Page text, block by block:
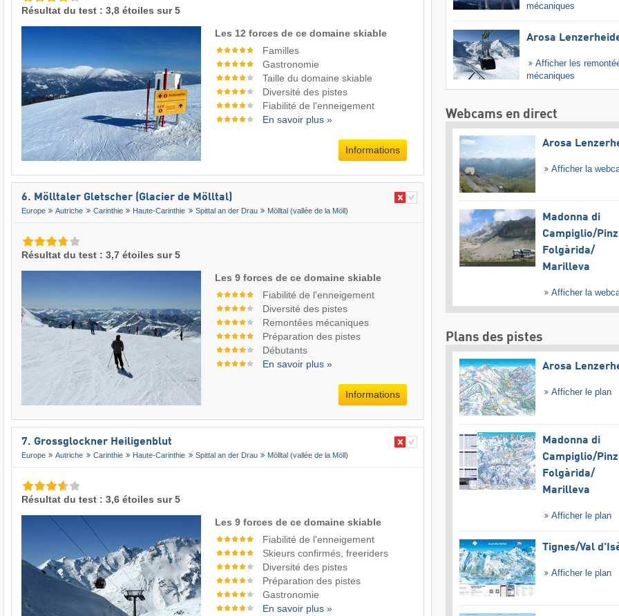
Résultat du test : 3,8 étoiles sur 5
Les 12 forces de ce domaine skiable
Familles
Gastronomie
Taille du domaine skiable
Diversité des pistes
Fiabilité de l'enneigement
En savoir plus »
Informations
6. Mölltaler Gletscher (Glacier de Mölltal)
Europe Autriche Carinthie Haute-Carinthie Spittal an der Drau Mölltal (vallée de la Möll)
Résultat du test : 3,7 étoiles sur 5
Les 9 forces de ce domaine skiable
Fiabilité de l'enneigement
Diversité des pistes
Remontées mécaniques
Préparation des pistes
Débutants
En savoir plus »
Informations
7. Grossglockner Heiligenblut
Europe Autriche Carinthie Haute-Carinthie Spittal an der Drau Mölltal (vallée de la Möll)
Résultat du test : 3,6 étoiles sur 5
Les 9 forces de ce domaine skiable
Fiabilité de l'enneigement
Skieurs confirmés, freeriders
Diversité des pistes
Préparation des pistes
Gastronomie
En savoir plus »
mécaniques
Arosa
Afficher les
mécaniques
Webcams en direct
Arosa
Afficher la
Madonna di
Campiglio/​
Folgàrida/​
Marilleva
Afficher la
Plans des pistes
Arosa
Afficher le plan
Madonna di
Campiglio/​
Folgàrida/​
Marilleva
Afficher le plan
Tignes/​Val
Afficher le plan